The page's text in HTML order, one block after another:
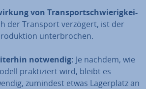
von Trans­port­schwie­rig­kei­
der Transport verzögert, ist der
un­ter­bro­chen.
notwendig: Je nachdem, wie
prak­ti­ziert wird, bleibt es
zumindest etwas La­ger­platz an